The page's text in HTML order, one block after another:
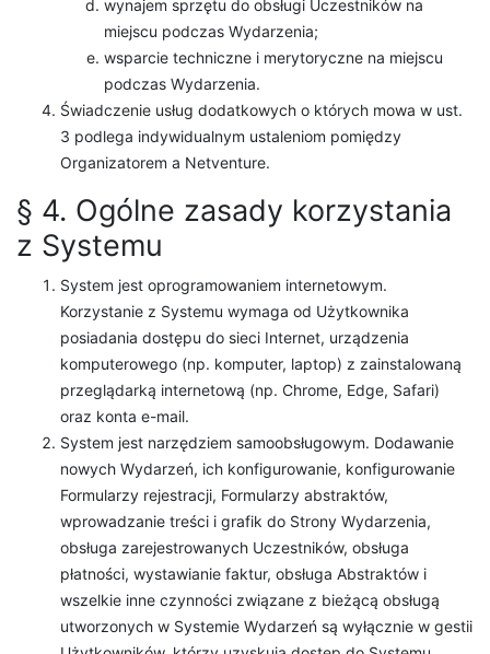
wynajem sprzętu do obsługi Uczestników na
miejscu podczas Wydarzenia;
wsparcie techniczne i merytoryczne na miejscu
podczas Wydarzenia.
Świadczenie usług dodatkowych o których mowa w ust.
3 podlega indywidualnym ustaleniom pomiędzy
Organizatorem a Netventure.
§ 4. Ogólne zasady korzystania
z Systemu
System jest oprogramowaniem internetowym.
Korzystanie z Systemu wymaga od Użytkownika
posiadania dostępu do sieci Internet, urządzenia
komputerowego (np. komputer, laptop) z zainstalowaną
przeglądarką internetową (np. Chrome, Edge, Safari)
oraz konta e-mail.
System jest narzędziem samoobsługowym. Dodawanie
nowych Wydarzeń, ich konfigurowanie, konfigurowanie
Formularzy rejestracji, Formularzy abstraktów,
wprowadzanie treści i grafik do Strony Wydarzenia,
obsługa zarejestrowanych Uczestników, obsługa
płatności, wystawianie faktur, obsługa Abstraktów i
wszelkie inne czynności związane z bieżącą obsługą
utworzonych w Systemie Wydarzeń są wyłącznie w gestii